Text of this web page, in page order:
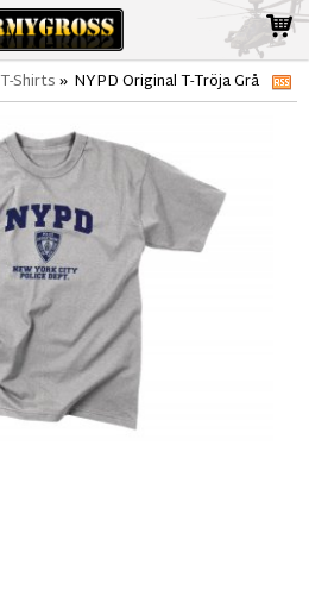
T-Shirts» NYPD Original T-Tröja Grå